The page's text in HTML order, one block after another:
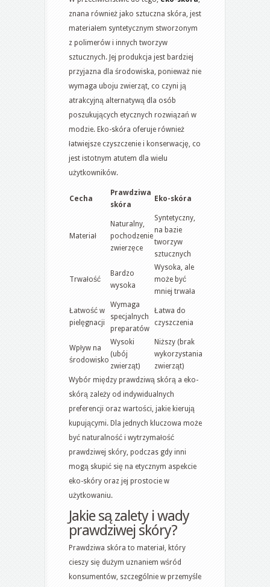
znana również jako sztuczna skóra, jest
materiałem syntetycznym stworzonym
z polimerów i innych tworzyw
sztucznych. Jej produkcja jest bardziej
przyjazna dla środowiska, ponieważ nie
wymaga uboju zwierząt, co czyni ją
atrakcyjną alternatywą dla osób
poszukujących etycznych rozwiązań w
modzie. Eko-skóra oferuje również
łatwiejsze czyszczenie i konserwację, co
jest istotnym atutem dla wielu
użytkowników.
Cecha
Prawdziwa
skóra
Eko-skóra
Materiał
Naturalny,
pochodzenie
zwierzęce
Syntetyczny,
na bazie
tworzyw
sztucznych
Trwałość
Bardzo
wysoka
Wysoka, ale
może być
mniej trwała
Łatwość w
pielęgnacji
Wymaga
specjalnych
preparatów
Łatwa do
czyszczenia
Wpływ na
środowisko
Wysoki
(ubój
zwierząt)
Niższy (brak
wykorzystania
zwierząt)
Wybór między prawdziwą skórą a eko-
skórą zależy od indywidualnych
preferencji oraz wartości, jakie kierują
kupującymi. Dla jednych kluczowa może
być naturalność i wytrzymałość
prawdziwej skóry, podczas gdy inni
mogą skupić się na etycznym aspekcie
eko-skóry oraz jej prostocie w
użytkowaniu.
Jakie są zalety i wady
prawdziwej skóry?
Prawdziwa skóra to materiał, który
cieszy się dużym uznaniem wśród
konsumentów, szczególnie w przemyśle